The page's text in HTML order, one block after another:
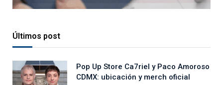
Últimos post
Pop Up Store Ca7riel y Paco Amoroso
CDMX: ubicación y merch oficial